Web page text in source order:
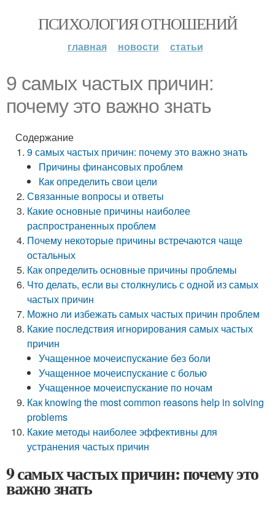
ПСИХОЛОГИЯ ОТНОШЕНИЙ
главная новости статьи
9 самых частых причин:
почему это важно знать
Содержание
9 самых частых причин: почему это важно знать
Причины финансовых проблем
Как определить свои цели
Связанные вопросы и ответы
Какие основные причины наиболее
распространенных проблем
Почему некоторые причины встречаются чаще
остальных
Как определить основные причины проблемы
Что делать, если вы столкнулись с одной из самых
частых причин
Можно ли избежать самых частых причин проблем
Какие последствия игнорирования самых частых
причин
Учащенное мочеиспускание без боли
Учащенное мочеиспускание с болью
Учащенное мочеиспускание по ночам
Как knowing the most common reasons help in solving
problems
Какие методы наиболее эффективны для
устранения частых причин
9 самых частых причин: почему это
важно знать